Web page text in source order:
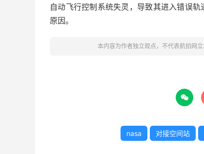
自动飞行控制系统失灵，导致其进入错误
原因。
本内容为作者独立观点，不代表航拍网立

nasa 对接空间站